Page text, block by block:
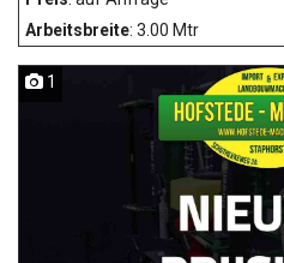
Arbeitsbreite: 3.00 Mtr
1